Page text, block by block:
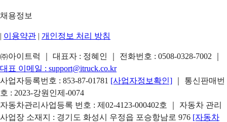
채용정보
| 이용약관 | 개인정보 처리 방침
㈜아이트럭 ｜ 대표자 : 정혜인 ｜ 전화번호 : 0508-0328-7002
대표 이메일 : support@itruck.co.kr
사업자등록번호 : 853-87-01781 [사업자정보확인]
｜ 통신판매번
호 : 2023-강원인제-0074
자동차관리사업등록 번호 : 제02-4123-000402호 ｜ 자동차 관리
사업장 소재지 : 경기도 화성시 우정읍 포승항남로 976 [자동차